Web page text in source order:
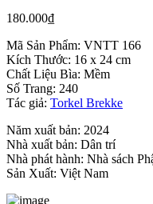
180.000₫
Mã Sản Phẩm: VNTT 166
Kích Thước: 16 x 24 cm
Chất Liệu Bìa: Mềm
Số Trang: 240
Tác giả: Torkel Brekke
Năm xuất bản: 2024
Nhà xuất bản: Dân trí
Nhà phát hành: Nhà sách
Sản Xuất: Việt Nam